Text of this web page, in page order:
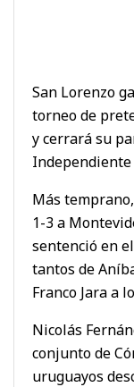
San Lorenzo
torneo de
y cerrará su
Más
1-3 a
sentenció en
tantos de
Franco Jara a
Nicolás
conjunto de
uruguayos